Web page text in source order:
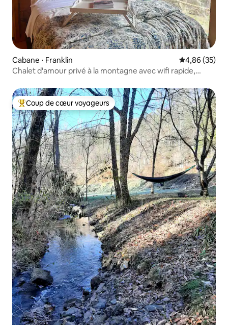
Cabane ⋅ Franklin Évaluation
4,86 (35)
Chalet d'amour privé à la montagne avec wifi rapide,
Coups de cœur voyageurs les plus appréciés
Coup de cœur voyageurs